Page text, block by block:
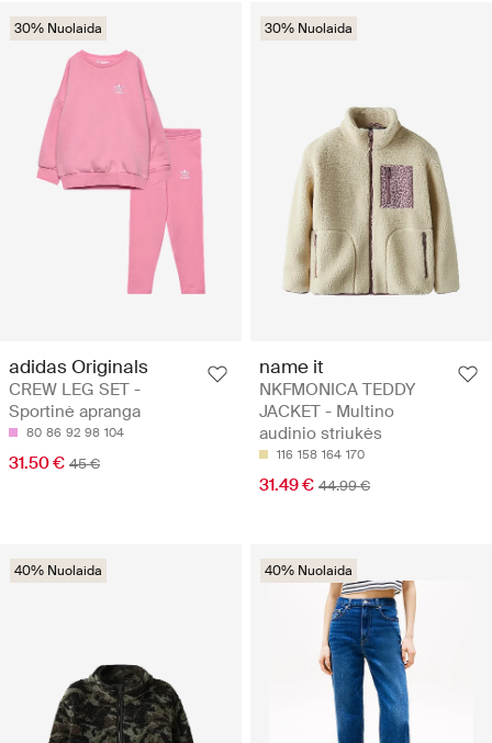
30% Nuolaida
adidas Originals
CREW LEG SET -
Sportinė apranga
80 86 92 98 104
31.50 € 45 €
30% Nuolaida
name it
NKFMONICA TEDDY
JACKET - Multino
audinio striukės
116 158 164 170
31.49 € 44.99 €
40% Nuolaida 40% Nuolaida